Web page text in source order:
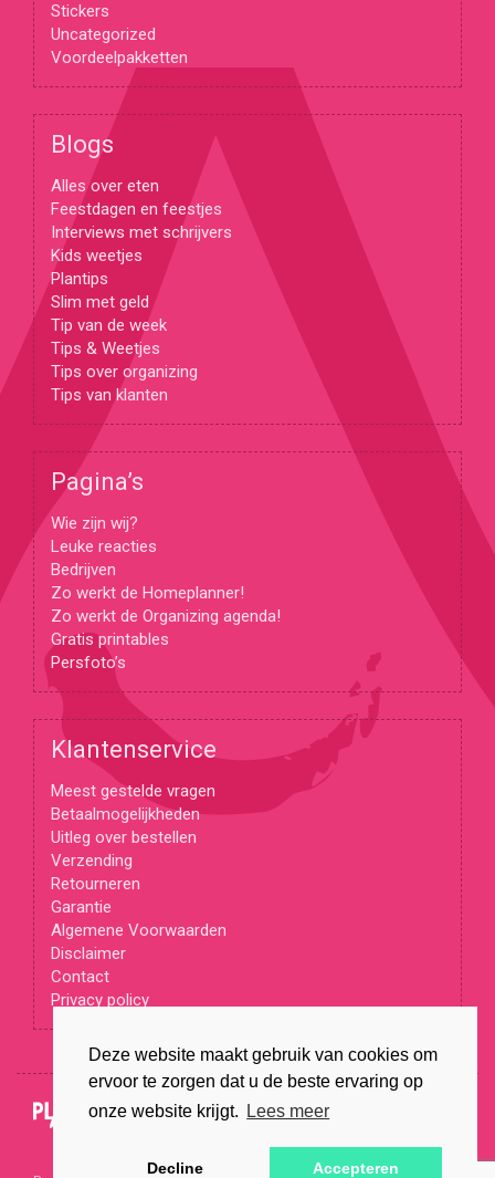
Deze website maakt gebruik van cookies om
ervoor te zorgen dat u de beste ervaring op
onze website krijgt.
Lees meer
Decline Accepteren
Stickers
Uncategorized
Voordeelpakketten
Blogs
Alles over eten
Feestdagen en feestjes
Interviews met schrijvers
Kids weetjes
Plantips
Slim met geld
Tip van de week
Tips & Weetjes
Tips over organizing
Tips van klanten
Pagina’s
Wie zijn wij?
Leuke reacties
Bedrijven
Zo werkt de Homeplanner!
Zo werkt de Organizing agenda!
Gratis printables
Persfoto’s
Klantenservice
Meest gestelde vragen
Betaalmogelijkheden
Uitleg over bestellen
Verzending
Retourneren
Garantie
Algemene Voorwaarden
Disclaimer
Contact
Privacy policy
© Copyright 2026